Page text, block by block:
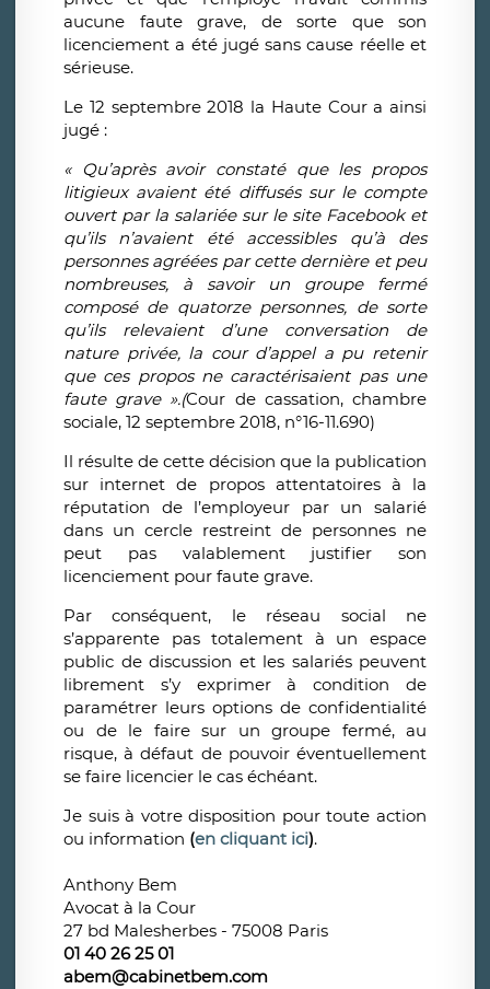
aucune faute grave, de sorte que son
licenciement a été jugé sans cause réelle et
sérieuse.
Le 12 septembre2018 la Haute Cour a ainsi
jugé :
« Qu’après avoir constaté que les propos
litigieux avaient été diffusés sur le compte
ouvert par la salariée sur le site Facebook et
qu’ils n’avaient été accessibles qu’à des
personnes agréées par cette dernière et peu
nombreuses, à savoir un groupe fermé
composé de quatorze personnes, de sorte
qu’ils relevaient d’une conversation de
nature privée, la cour d’appel a pu retenir
que ces propos ne caractérisaient pas une
faute grave ».(Cour de cassation, chambre
sociale, 12 septembre 2018, n°16-11.690)
Il résulte de cette décision que la publication
sur internet de propos attentatoires à la
réputation de l’employeur par un salarié
dans un cercle restreint de personnes ne
peut pas valablement justifier son
licenciement pour faute grave.
Par conséquent, le réseau social ne
s’apparente pas totalement à un espace
public de discussion et les salariés peuvent
librement s’y exprimer à condition de
paramétrer leurs options de confidentialité
ou de le faire sur un groupe fermé, au
risque, à défaut de pouvoir éventuellement
se faire licencier le cas échéant.
Je suis à votre disposition pour toute action
ou information (en cliquant ici).
Anthony Bem
Avocat à la Cour
27 bd Malesherbes - 75008 Paris
01 40 26 25 01
abem@cabinetbem.com